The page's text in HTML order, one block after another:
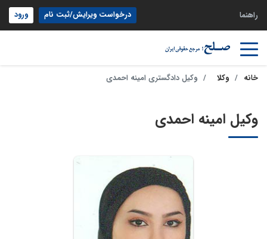
راهنما درخواست ویرایش/ثبت نام ورود
خانه وکلا وکیل دادگستری امینه احمدی
وکیل امینه احمدی